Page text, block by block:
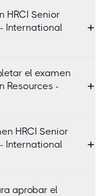
HRCI Senior
International
el examen
Resources -
HRCI Senior
International
aprobar el